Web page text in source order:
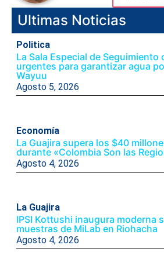
Ultimas Noticias
Politica
La Sala Especial de Seguimiento
urgentes para garantizar agua
Wayuu
Agosto 5, 2026
Economía
La Guajira supera los $40
durante «Colombia Son las
Agosto 4, 2026
La Guajira
IPSI Kottushi inaugura moderna
muestras de MiLab en Riohacha
Agosto 4, 2026